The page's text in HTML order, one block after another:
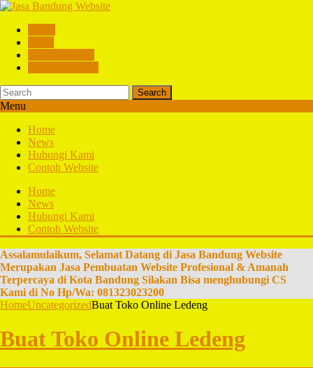
Search
Menu
Home
News
Hubungi Kami
Contoh Website
Home
News
Hubungi Kami
Contoh Website
Assalamulaikum, Selamat Datang di Jasa Bandung Website
Merupakan Jasa Pembuatan Website Profesional & Amanah
Terpercaya di Kota Bandung Silakan Bisa menghubungi CS
Kami di No Hp/Wa: 081323023200
HomeUncategorizedBuat Toko Online Ledeng
Buat Toko Online Ledeng